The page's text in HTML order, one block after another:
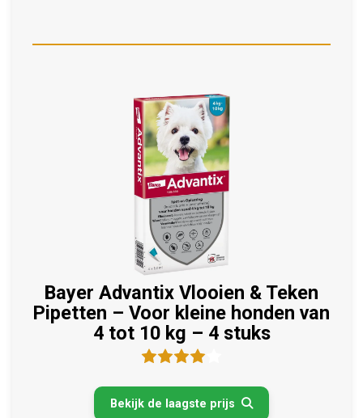
Bayer Advantix Vlooien & Teken
Pipetten – Voor kleine honden van
4 tot 10 kg – 4 stuks
Bekijk de laagste prijs 